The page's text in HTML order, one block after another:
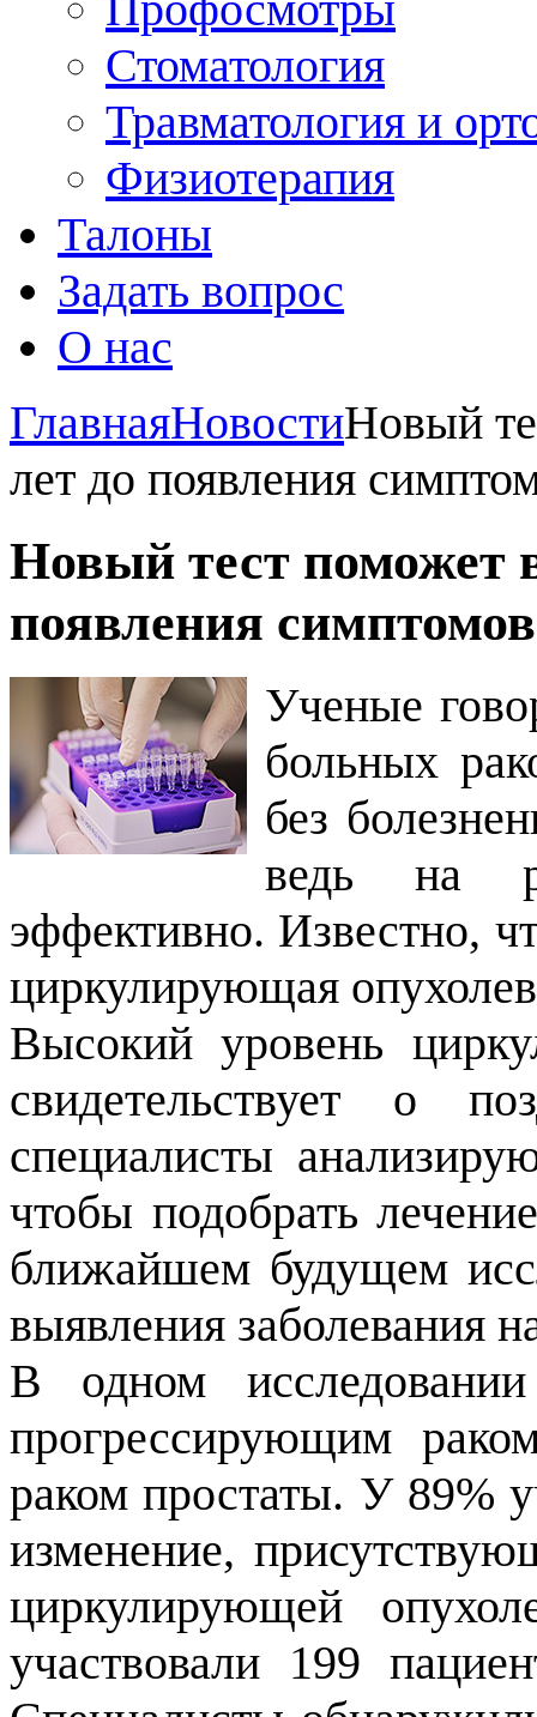
Стоматология
Травматология и
Физиотерапия
Талоны
Задать вопрос
О нас
ГлавнаяНовостиНовый
лет до появления
Новый тест поможет
появления симптомов
Ученые
больных
без
ведь на
эффективно. Известно,
циркулирующая
Высокий уровень
свидетельствует о
специалисты
чтобы подобрать
ближайшем будущем
выявления заболевания
В одном
прогрессирующим
раком простаты. У 89%
изменение,
циркулирующей
участвовали 199